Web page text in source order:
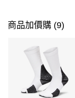
信用卡一次付款
3 期 0 利率 每期
合作金庫商業銀行
華南商業銀行
上海商業儲蓄銀行
Apple Pay
商品加價購 (9)